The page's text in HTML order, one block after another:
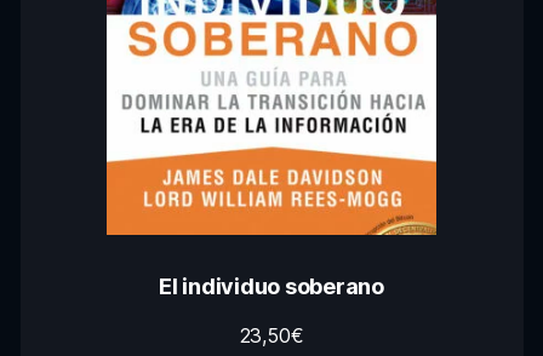
El individuo soberano
23,50€